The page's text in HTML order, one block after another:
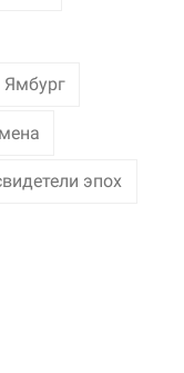
Ямбург
эпох